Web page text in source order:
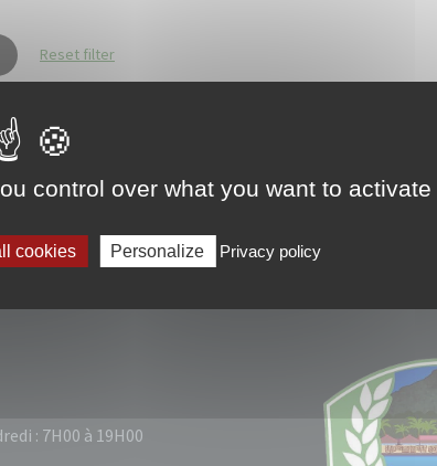
Reset filter
: 7H00 à 19H00
control over what you want to activate
cookies Personalize Privacy policy